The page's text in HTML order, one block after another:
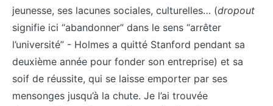
jeunesse, ses lacunes sociales, culturelles… (dropout
signifie ici “abandonner” dans le sens “arrêter
l’université” - Holmes a quitté Stanford pendant sa
deuxième année pour fonder son entreprise) et sa
soif de réussite, qui se laisse emporter par ses
mensonges jusqu’à la chute. Je l’ai trouvée